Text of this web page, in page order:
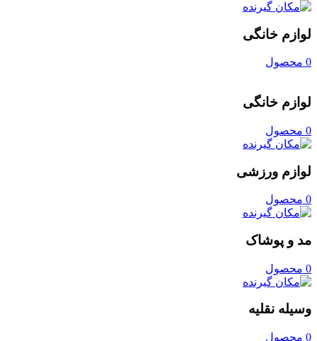
لوازم خانگی
0 محصول
لوازم خانگی
0 محصول
لوازم ورزشی
0 محصول
مد و پوشاک
0 محصول
وسیله نقلیه
0 محصول